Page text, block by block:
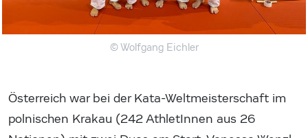
© Wolfgang Eichler
Österreich war bei der Kata-Weltmeisterschaft im
polnischen Krakau (242 AthletInnen aus 26